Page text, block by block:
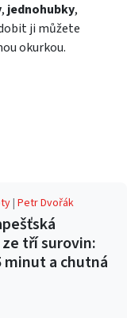
, jednohubky,
ji můžete
okurkou.
|Petr Dvořák
tří surovin:
minut a chutná